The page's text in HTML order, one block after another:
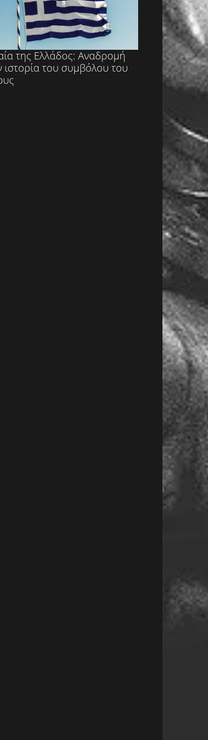
της Ελλάδος: Αναδρομή
ιστορία του συμβόλου του